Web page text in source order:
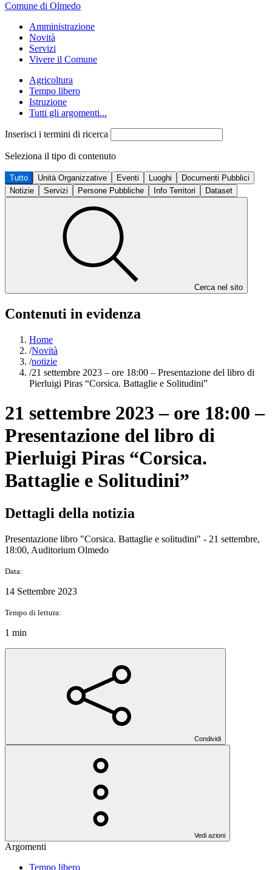
Comune di Olmedo
Amministrazione
Novità
Servizi
Vivere il Comune
Agricoltura
Tempo libero
Istruzione
Tutti gli argomenti...
Inserisci i termini di ricerca
Seleziona il tipo di contenuto
Tutto Unità Organizzative Eventi Luoghi
Documenti Pubblici
Notizie
Servizi Persone Pubbliche Info Territori Dataset
Cerca nel sito
Contenuti in evidenza
Home
/Novità
/notizie
/21 settembre 2023 – ore 18:00 – Presentazione del libro di
Pierluigi Piras “Corsica. Battaglie e Solitudini”
21 settembre 2023 – ore 18:00 –
Presentazione del libro di
Pierluigi Piras “Corsica.
Battaglie e Solitudini”
Dettagli della notizia
Presentazione libro "Corsica. Battaglie e solitudini" - 21 settembre,
18:00, Auditorium Olmedo
Data:
14 Settembre 2023
Tempo di lettura:
1 min
Condividi
Vedi azioni
Argomenti
Tempo libero